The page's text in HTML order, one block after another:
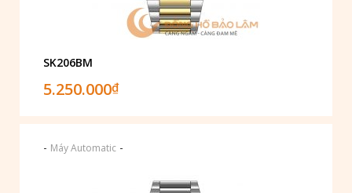
SK206BM
5.250.000₫
- Máy Automatic -